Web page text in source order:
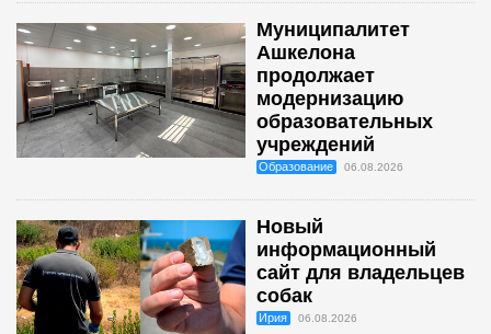
Муниципалитет
Ашкелона
продолжает
модернизацию
образовательных
учреждений
Образование 06.08.2026
Новый
информационный
сайт для владельцев
собак
Ирия 06.08.2026